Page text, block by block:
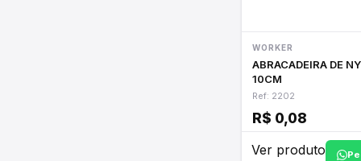
WORKER
ABRACADEIRA DE
10CM
Ref: 2202
R$ 0,08
Ver produto